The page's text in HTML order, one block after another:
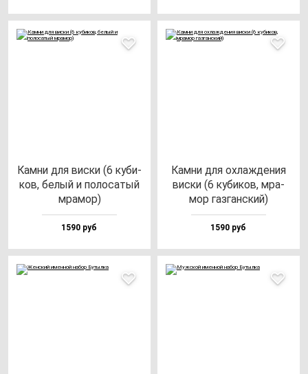
Кам­ни для вис­ки (6 ку­би­
ков, бе­лый и по­ло­са­тый
мра­мор)
1590 руб
Кам­ни для ох­лаж­де­ния
вис­ки (6 ку­би­ков, мра­
мор газ­ган­ский)
1590 руб